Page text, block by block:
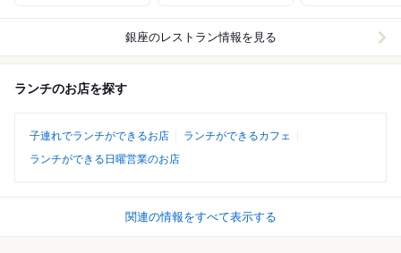
銀座のレストラン情報を見る
ランチのお店を探す
子連れでランチができるお店
ランチができるカフェ
ランチができる日曜営業のお店
関連の情報をすべて表示する